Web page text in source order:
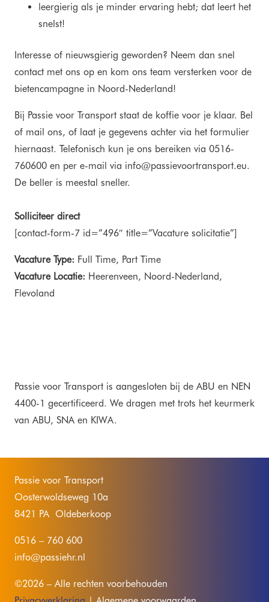
leergierig als je minder ervaring hebt; dat leert het
snelst!
Interesse of nieuwsgierig geworden? Neem dan snel
contact met ons op en kom ons team versterken voor de
bietencampagne in Noord-Nederland!
Bij Passie voor Transport staat de koffie voor je klaar. Bel
of mail ons, of laat je gegevens achter via het formulier
hiernaast. Telefonisch kun je ons bereiken via 0516-
760600 en per e-mail via info@passievoortransport.eu.
De beller is meestal sneller.
Solliciteer direct
[contact-form-7 id=”496″ title=”Vacature solicitatie”]
Vacature Type: Full Time Part Time
Vacature Locatie: Heerenveen
Noord-Nederland
Flevoland
Passie voor Transport is aangesloten bij de ABU en NEN
4400-1 gecertificeerd. We dragen met trots het keurmerk
van ABU, SNA en KIWA.
Passie voor Transport
Oosterwoldseweg 10a
8421 PA Oldeberkoop
0516 – 760 600
info@passiehr.nl
©2026 – Alle rechten voorbehouden